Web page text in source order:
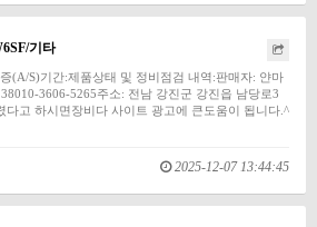
기타
(A/S)기간:제품상태 및 정비점검 내역:판매자: 얀마
3606-5265주소: 전남 강진군 강진읍 남당로3
다고 하시면장비다 사이트 광고에 큰도움이 됩니다.^
2025-12-07 13:44:45